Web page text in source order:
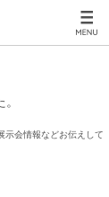
示会情報などお伝えして